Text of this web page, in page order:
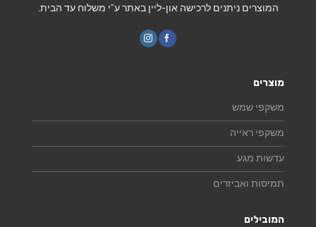
המוצרים ניתנים לרכישה און-ליין באתר ע”י משלוח עד הבית.
מוצרים
משקפי שמש
משקפי ראייה
עדשות מגע
תמיסות ואביזרים
המובילים